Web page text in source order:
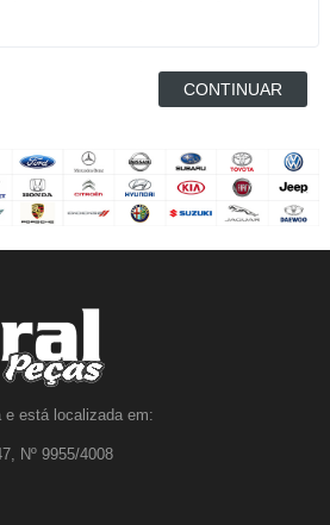
CONTINUAR
e está localizada em:
Nº 9955/4008